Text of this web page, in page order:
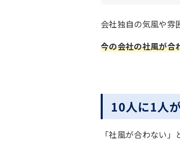
会社独自の気風や雰
今の会社の社風が合
10人に1人
「社風が合わない